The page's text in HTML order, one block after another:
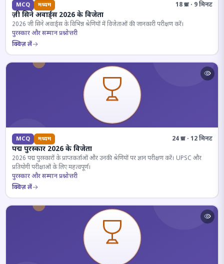
MCQ मध्यम 18 प्रश्न · 9 मिनट
ज़ी सिने अवार्ड्स 2026 के विजेता
2026 जी सिने अवार्ड्स के विभिन्न श्रेणियों में विजेताओं की जानकारी परीक्षण करें।
पुरस्कार और सम्मान प्रश्नोत्तरी
क्विज़ लें
MCQ मध्यम 24 प्रश्न · 12 मिनट
पद्म पुरस्कार 2026 के विजेता
2026 पद्म पुरस्कारों के प्राप्तकर्ताओं और उनकी श्रेणियों पर ज्ञान परीक्षण करें। UPSC और
प्रतियोगी परीक्षाओं के लिए महत्वपूर्ण।
पुरस्कार और सम्मान प्रश्नोत्तरी
क्विज़ लें